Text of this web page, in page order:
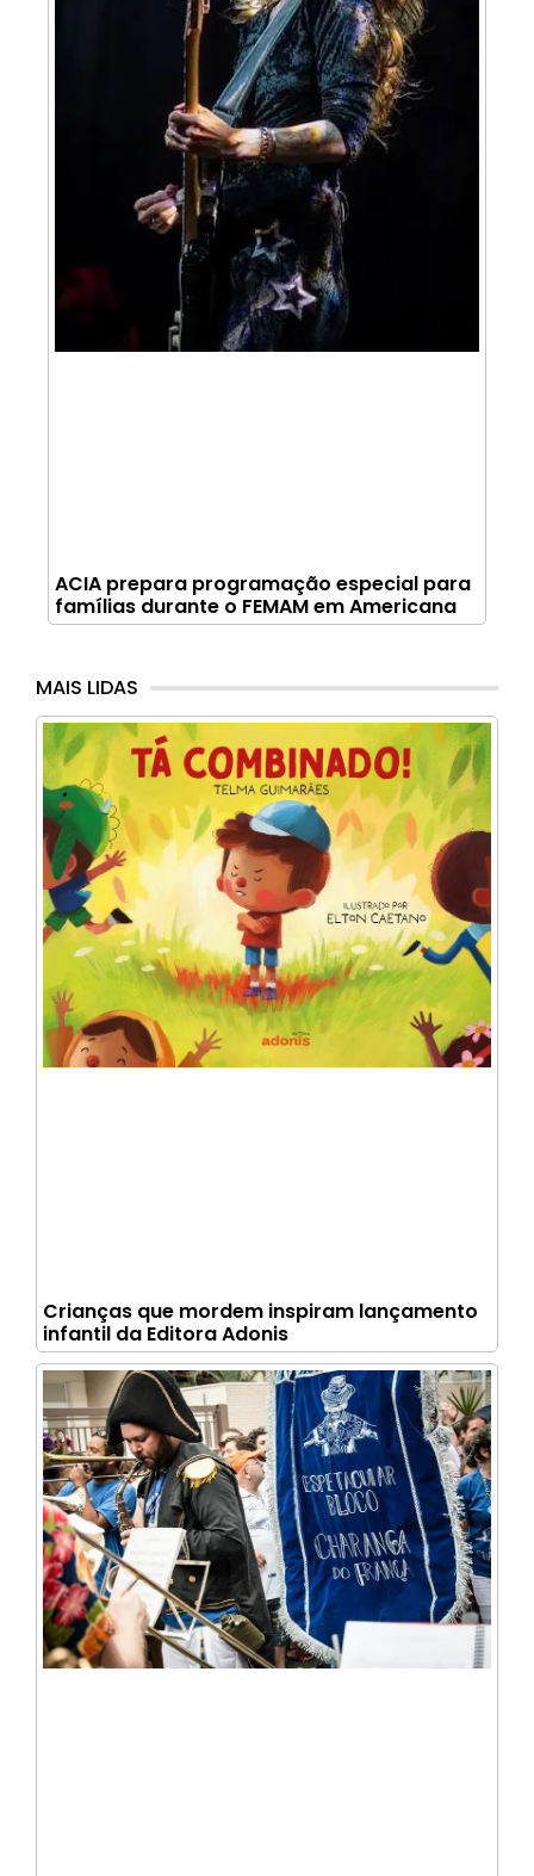
ACIA prepara programação especial para
famílias durante o FEMAM em Americana
MAIS LIDAS
Crianças que mordem inspiram lançamento
infantil da Editora Adonis